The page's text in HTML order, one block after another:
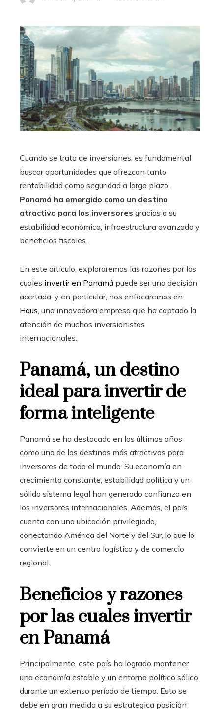
Cuando se trata de inversiones, es fundamental
buscar oportunidades que ofrezcan tanto
rentabilidad como seguridad a largo plazo.
Panamá ha emergido como un destino
atractivo para los inversores gracias a su
estabilidad económica, infraestructura avanzada y
beneficios fiscales.
En este artículo, exploraremos las razones por las
cuales invertir en Panamá puede ser una decisión
acertada, y en particular, nos enfocaremos en
Haus, una innovadora empresa que ha captado la
atención de muchos inversionistas
internacionales.
Panamá, un destino
ideal para invertir de
forma inteligente
Panamá se ha destacado en los últimos años
como uno de los destinos más atractivos para
inversores de todo el mundo. Su economía en
crecimiento constante, estabilidad política y un
sólido sistema legal han generado confianza en
los inversores internacionales. Además, el país
cuenta con una ubicación privilegiada,
conectando América del Norte y del Sur, lo que lo
convierte en un centro logístico y de comercio
regional.
Beneficios y razones
por las cuales invertir
en Panamá
Principalmente, este país ha logrado mantener
una economía estable y un entorno político sólido
durante un extenso período de tiempo. Esto se
debe en gran medida a su estratégica posición